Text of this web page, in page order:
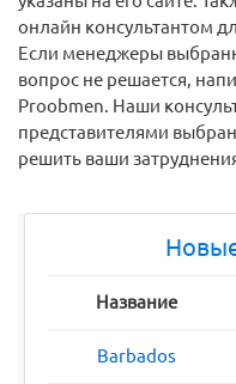
онлайн консультантом
Если менеджеры
вопрос не решается,
Proobmen. Наши
представителями
решить ваши
Название
Barbados